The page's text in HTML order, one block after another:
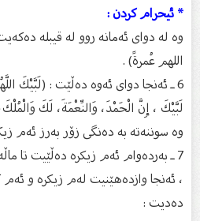
* ئیحرام كردن :
وە لە دوای ئەمانە روو لە قیبلە
اللهم عُمرةً) .
6 ـ ئەنجا دوای ئەوە دەڵێت : (لَبَّيْكَ
لَبَّيْكَ ، إِنَّ الْحَمْدَ، وَالنِّعْمَةَ، لَكَ
وە سوننەتە بە دەنگی زۆر بەرز ئەم
7 ـ بەردەوام ئەم زیكرە دەڵێیت تا
، ئەنجا وازدەهێنیت لەم زیكرە و ئەم
دەدیت :